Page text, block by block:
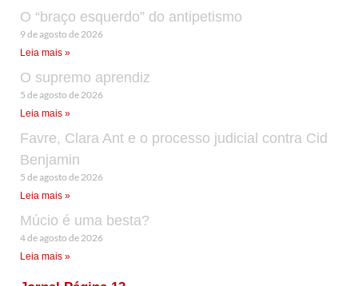
O “braço esquerdo” do antipetismo
9 de agosto de 2026
Leia mais »
O supremo aprendiz
5 de agosto de 2026
Leia mais »
Favre, Clara Ant e o processo judicial contra Cid
Benjamin
5 de agosto de 2026
Leia mais »
Múcio é uma besta?
4 de agosto de 2026
Leia mais »